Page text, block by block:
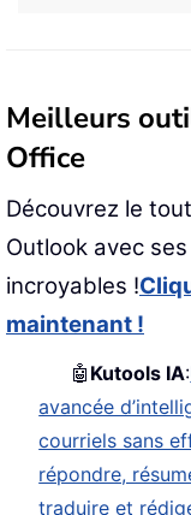
Meilleurs
Office
Découvrez le
Outlook avec
incroyables !
maintenant !
🤖 Kutools IA:
avancée
courriels sans
répondre,
traduire et